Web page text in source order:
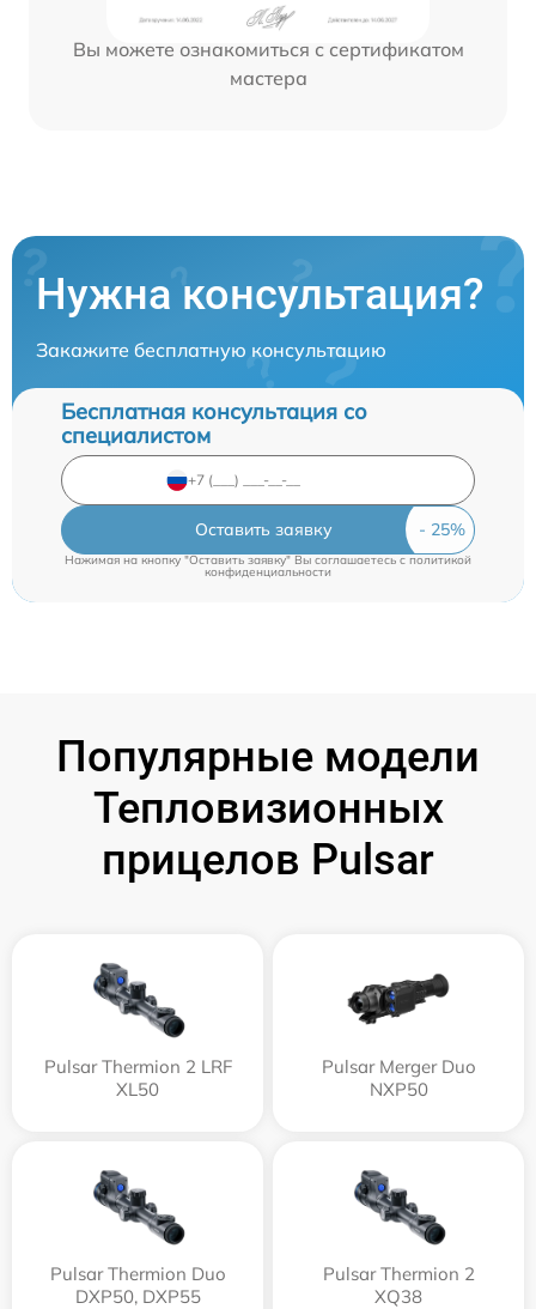
Вы можете ознакомиться с сертификатом
мастера
Нужна консультация?
Закажите бесплатную консультацию
Бесплатная консультация со
специалистом
Оставить заявку
Нажимая на кнопку "Оставить заявку" Вы соглашаетесь cполитикой
конфиденциальности
Популярные модели
Тепловизионных
прицелов Pulsar
Pulsar Thermion 2 LRF
XL50
Pulsar Merger Duo
NXP50
Pulsar Thermion Duo
DXP50, DXP55
Pulsar Thermion 2
XQ38